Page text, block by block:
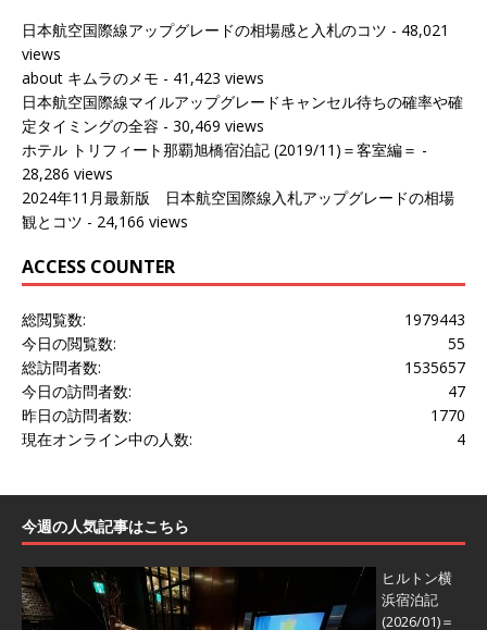
日本航空国際線アップグレードの相場感と入札のコツ - 48,021
views
about キムラのメモ - 41,423 views
日本航空国際線マイルアップグレードキャンセル待ちの確率や確
定タイミングの全容 - 30,469 views
ホテル トリフィート那覇旭橋宿泊記 (2019/11)＝客室編＝ -
28,286 views
2024年11月最新版 日本航空国際線入札アップグレードの相場
観とコツ - 24,166 views
ACCESS COUNTER
1979443
総閲覧数:
55
今日の閲覧数:
1535657
総訪問者数:
47
今日の訪問者数:
1770
昨日の訪問者数:
4
現在オンライン中の人数:
今週の人気記事はこちら
ヒルトン横
浜宿泊記
(2026/01)＝